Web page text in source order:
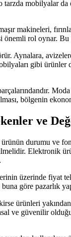
mobilyalar
makineleri,
rol oynar.
Aynalara,
gibi
bölgenin
ve
durumu ve
Elektronik
üzerinde
göre pazarlık
ürünleri
ve güvenilir